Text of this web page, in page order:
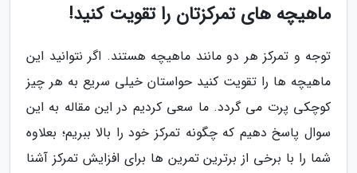
ماهیچه های تمرکزتان را تقویت کنید!
توجه و تمرکز هر دو مانند ماهیچه هستند. اگر نتوانید این
ماهیچه ها را تقویت کنید حواستان خیلی سریع به هر چیز
کوچکی پرت می گردد. ما سعی کردیم در این مقاله به این
سوال پاسخ دهیم که چگونه تمرکز خود را بالا ببریم؛ بعلاوه
شما را با برخی از برترین تمرین ها برای افزایش تمرکز آشنا